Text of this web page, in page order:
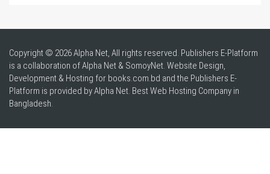
Copyright © 2026 Alpha Net, All rights reserved. Publishers E-Platform
is a collaboration of Alpha Net & SomoyNet. Website Design,
Development & Hosting for books.com.bd and the Publishers E-
Platform is provided by Alpha Net. BestWeb Hosting Company in
Bangladesh.